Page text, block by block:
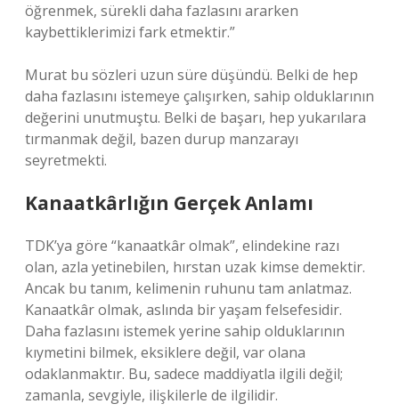
öğrenmek, sürekli daha fazlasını ararken
kaybettiklerimizi fark etmektir.”
Murat bu sözleri uzun süre düşündü. Belki de hep
daha fazlasını istemeye çalışırken, sahip olduklarının
değerini unutmuştu. Belki de başarı, hep yukarılara
tırmanmak değil, bazen durup manzarayı
seyretmekti.
Kanaatkârlığın Gerçek Anlamı
TDK’ya göre “kanaatkâr olmak”, elindekine razı
olan, azla yetinebilen, hırstan uzak kimse demektir.
Ancak bu tanım, kelimenin ruhunu tam anlatmaz.
Kanaatkâr olmak, aslında bir yaşam felsefesidir.
Daha fazlasını istemek yerine sahip olduklarının
kıymetini bilmek, eksiklere değil, var olana
odaklanmaktır. Bu, sadece maddiyatla ilgili değil;
zamanla, sevgiyle, ilişkilerle de ilgilidir.